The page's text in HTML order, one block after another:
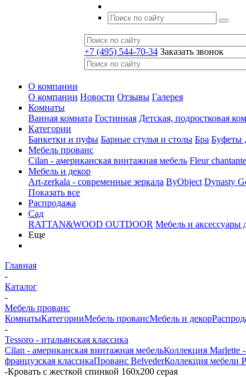
+7 (495) 544-70-34 Заказать звонок
О компании
О компании Новости Отзывы Галерея
Комнаты
Ванная комната Гостинная Детская, подростковая
Категории
Банкетки и пуфы Барные стулья и столы Бра Буфеты
Мебель прованс
Cilan - американская винтажная мебель Fleur chantante
Мебель и декор
Art-zerkala - современные зеркала ByObject Dynasty
Показать все
Распродажа
Сад
RATTAN&WOOD OUTDOOR Мебель и аксессуары
Еще
Главная
-
Каталог
-
Мебель прованс
КомнатыКатегорииМебель провансМебель и декор
-
Tessoro - итальянская классика
Cilan - американская винтажная мебельКоллекция Marlette
французская классикаПрованс BelvederКоллекция мебели
-Кровать с жесткой спинкой 160x200 серая